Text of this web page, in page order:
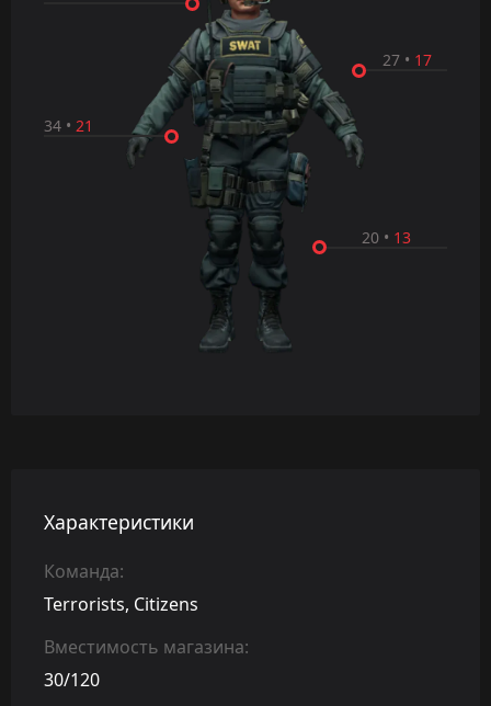
20 • 13
34 • 21
27• 17
Характеристики
Команда:
Terrorists, Citizens
Вместимость магазина:
30/120